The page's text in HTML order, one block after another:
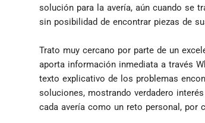
solución para la avería, aún cuando se
sin posibilidad de encontrar piezas de
Trato muy cercano por parte de un
aporta información inmediata a través
texto explicativo de los problemas
soluciones, mostrando verdadero
cada avería como un reto personal, por